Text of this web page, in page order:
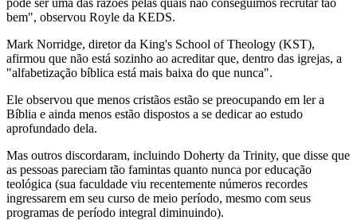
bem", observou Royle da KEDS.
Mark Norridge, diretor da King's School of Theology (KST),
afirmou que não está sozinho ao acreditar que, dentro das igrejas, a
"alfabetização bíblica está mais baixa do que nunca".
Ele observou que menos cristãos estão se preocupando em ler a
Bíblia e ainda menos estão dispostos a se dedicar ao estudo
aprofundado dela.
Mas outros discordaram, incluindo Doherty da Trinity, que disse que
as pessoas pareciam tão famintas quanto nunca por educação
teológica (sua faculdade viu recentemente números recordes
ingressarem em seu curso de meio período, mesmo com seus
programas de período integral diminuindo).